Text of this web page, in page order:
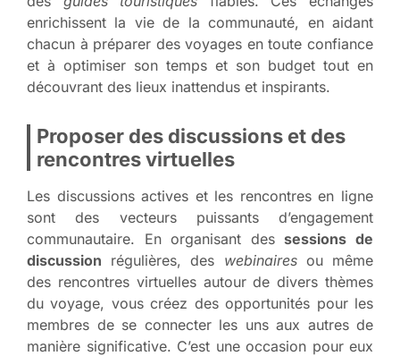
enrichissent la vie de la communauté, en aidant
chacun à préparer des voyages en toute confiance
et à optimiser son temps et son budget tout en
découvrant des lieux inattendus et inspirants.
Proposer des discussions et des
rencontres virtuelles
Les discussions actives et les rencontres en ligne
sont des vecteurs puissants d’engagement
communautaire. En organisant dessessions de
discussion régulières, des webinairesou même
des rencontres virtuellesautour de divers thèmes
du voyage, vous créez des opportunités pour les
membres de se connecter les uns aux autres de
manière significative. C’est une occasion pour eux